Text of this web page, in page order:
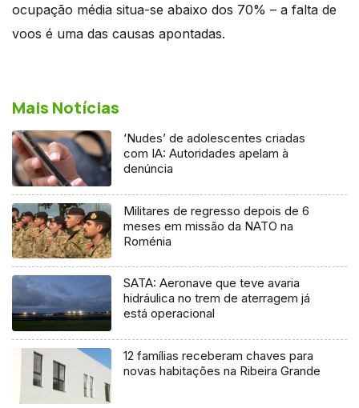
ocupação média situa-se abaixo dos 70% – a falta de
voos é uma das causas apontadas.
Mais Notícias
‘Nudes’ de adolescentes criadas
com IA: Autoridades apelam à
denúncia
Militares de regresso depois de 6
meses em missão da NATO na
Roménia
SATA: Aeronave que teve avaria
hidráulica no trem de aterragem já
está operacional
12 famílias receberam chaves para
novas habitações na Ribeira Grande